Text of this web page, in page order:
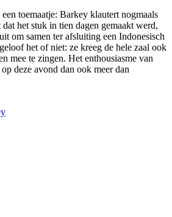
toemaatje: Barkey klautert nogmaals
het stuk in tien dagen gemaakt werd,
om samen ter afsluiting een Indonesisch
het of niet: ze kreeg de hele zaal ook
mee te zingen. Het enthousiasme van
deze avond dan ook meer dan